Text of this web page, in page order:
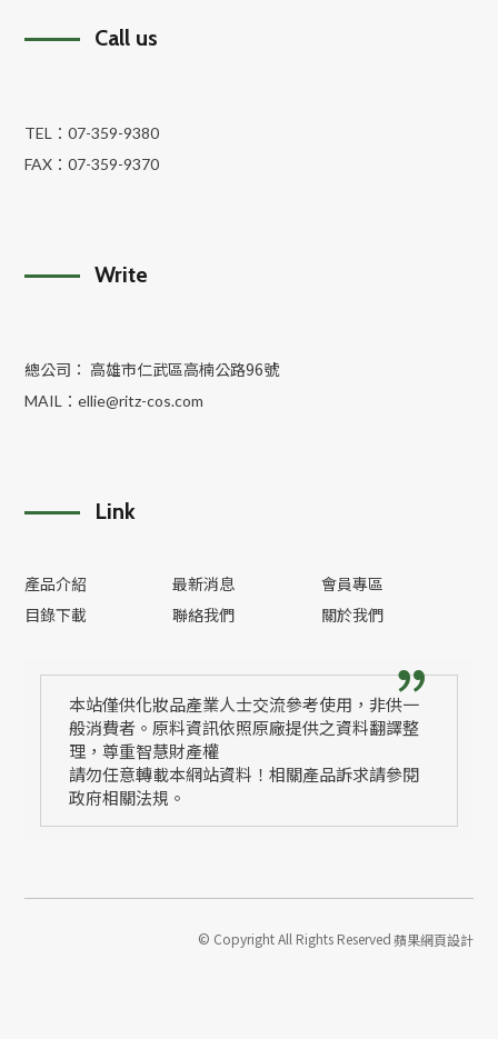
Call us
TEL：07-359-9380
FAX：07-359-9370
Write
總公司： 高雄市仁武區高楠公路96號
MAIL：ellie@ritz-cos.com
Link
產品介紹 最新消息
會員專區
目錄下載
聯絡我們 關於我們
本站僅供化妝品產業人士交流參考使用，非供一
般消費者。原料資訊依照原廠提供之資料翻譯整
理，尊重智慧財產權
請勿任意轉載本網站資料！相關產品訴求請參閱
政府相關法規。
© Copyright All Rights Reserved蘋果網頁設計